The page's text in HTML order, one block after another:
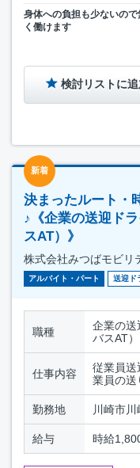
身体への負担も少ないので
く働けます
検討リストに
新着
決まったルート・
♪《企業の送迎ド
スAT）》
株式会社みつばモビリ
アルバイト・パート 送迎ド
職種
企業の送
バスAT）
仕事内容
従業員送
業員の送
勤務地 川崎市川
給与 時給